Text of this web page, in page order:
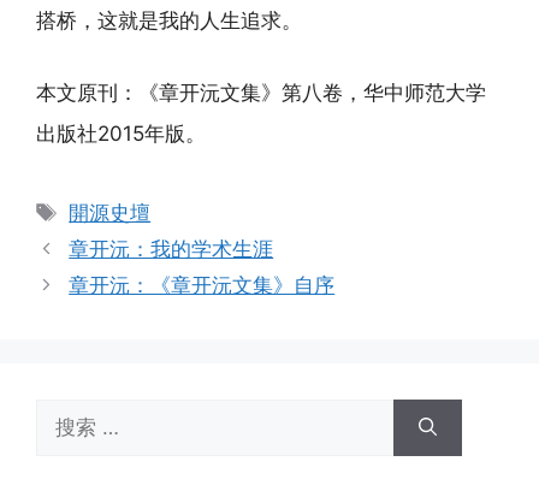
搭桥，这就是我的人生追求。
本文原刊：《章开沅文集》第八卷，华中师范大学
出版社2015年版。
标
签
開源史壇
章开沅：我的学术生涯
章开沅：《章开沅文集》自序